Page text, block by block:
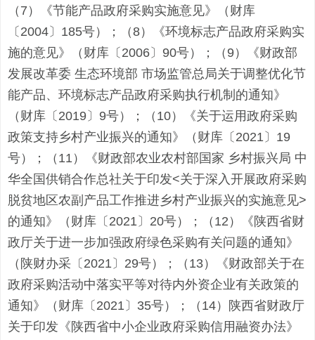
（7）《节能产品政府采购实施意见》（财库
〔2004〕185号）；（8）《环境标志产品政府采购实
施的意见》（财库〔2006〕90号）；（9）《财政部
发展改革委 生态环境部 市场监管总局关于调整优化节
能产品、环境标志产品政府采购执行机制的通知》
（财库〔2019〕9号）；（10）《关于运用政府采购
政策支持乡村产业振兴的通知》（财库〔2021〕19
号）；（11）《财政部农业农村部国家 乡村振兴局 中
华全国供销合作总社关于印发<关于深入开展政府采购
脱贫地区农副产品工作推进乡村产业振兴的实施意见>
的通知》（财库〔2021〕20号）；（12）《陕西省财
政厅关于进一步加强政府绿色采购有关问题的通知》
（陕财办采〔2021〕29号）；（13）《财政部关于在
政府采购活动中落实平等对待内外资企业有关政策的
通知》（财库〔2021〕35号）；（14）陕西省财政厅
关于印发《陕西省中小企业政府采购信用融资办法》